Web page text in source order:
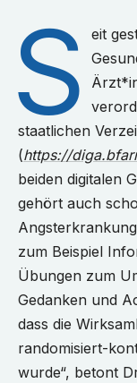
S
eit
staatlichen
(https://
beiden digitalen
gehört auch
zum Beispiel
Übungen zum
Gedanken und
dass die
randomisiert-
wurde“, betont